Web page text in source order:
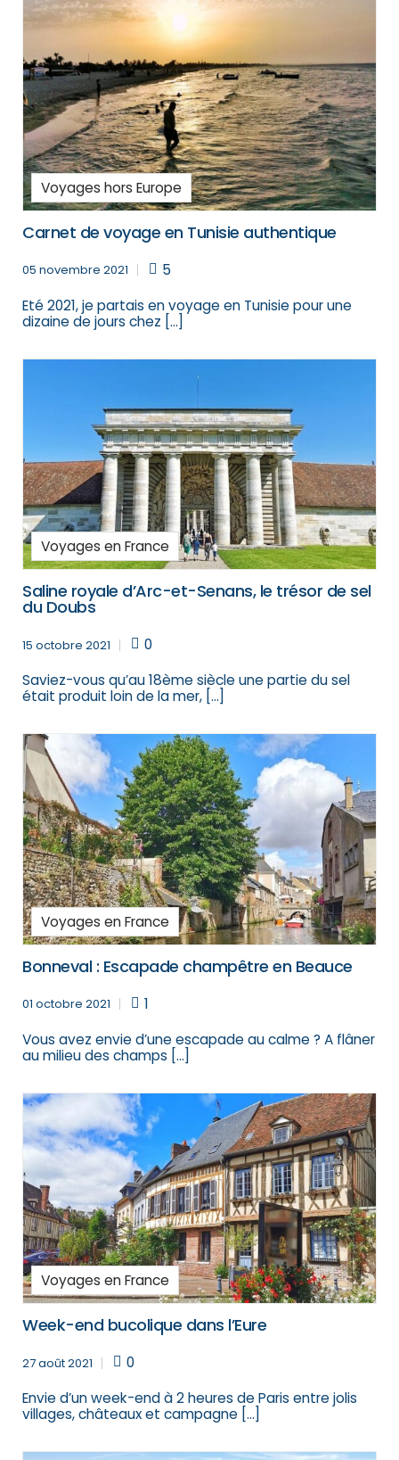
Voyages hors Europe
Carnet de voyage en Tunisie authentique
05 novembre 2021
5
Eté 2021, je partais en voyage en Tunisie pour une
dizaine de jours chez […]
Voyages en France
Saline royale d’Arc-et-Senans, le trésor de sel
du Doubs
15 octobre 2021
0
Saviez-vous qu’au 18ème siècle une partie du sel
était produit loin de la mer, […]
Voyages en France
Bonneval : Escapade champêtre en Beauce
01 octobre 2021
1
Vous avez envie d’une escapade au calme ? A flâner
au milieu des champs […]
Voyages en France
Week-end bucolique dans l’Eure
27 août 2021
0
Envie d’un week-end à 2 heures de Paris entre jolis
villages, châteaux et campagne […]